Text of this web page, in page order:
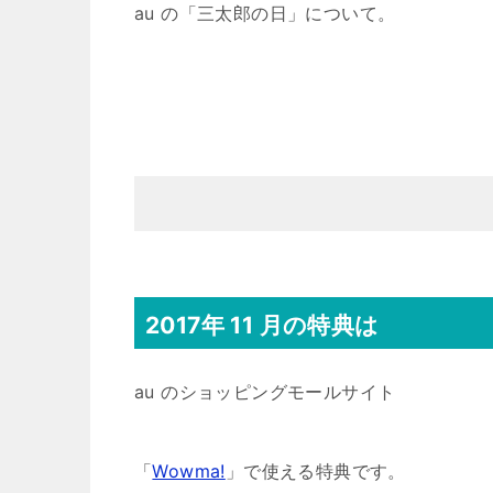
au の「三太郎の日」について。
2017年 11 月の特典は
au のショッピングモールサイト
「Wowma! 」で使える特典です。